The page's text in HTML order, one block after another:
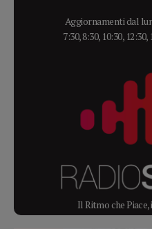
Aggiornamenti dal
7:30, 8:30, 10:30,
Il Ritmo che